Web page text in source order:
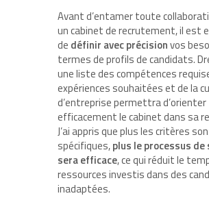
Avant d’entamer toute
un cabinet de recrutement, il est
de définir avec précisionvos
termes de profils de candidats.
une liste des compétences
expériences souhaitées et de la
d’entreprise permettra d’orienter
efficacement le cabinet dans sa
J’ai appris que plus les critères
spécifiques,plus le processus
sera efficace, ce qui réduit le
ressources investis dans des
inadaptées.